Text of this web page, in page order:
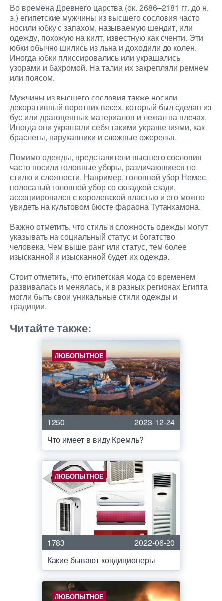
Во времена Древнего царства (ок. 2686–2181 гг. до н.
э.) египетские мужчины из высшего сословия часто
носили юбку с запахом, называемую шендит, или
одежду, похожую на килт, известную как сченти. Эти
юбки обычно шились из льна и доходили до колен.
Иногда юбки плиссировались или украшались
узорами и бахромой. На талии их закрепляли ремнем
или поясом.
Мужчины из высшего сословия также носили
декоративный воротник весех, который был сделан из
бус или драгоценных материалов и лежал на плечах.
Иногда они украшали себя такими украшениями, как
браслеты, нарукавники и сложные ожерелья.
Помимо одежды, представители высшего сословия
часто носили головные уборы, различающиеся по
стилю и сложности. Например, головной убор Немес,
полосатый головной убор со складкой сзади,
ассоциировался с королевской властью и его можно
увидеть на культовом бюсте фараона Тутанхамона.
Важно отметить, что стиль и сложность одежды могут
указывать на социальный статус и богатство
человека. Чем выше ранг или статус, тем более
изысканной и изысканной будет их одежда.
Стоит отметить, что египетская мода со временем
развивалась и менялась, и в разных регионах Египта
могли быть свои уникальные стили одежды и
традиции.
Читайте также:
ЛЮБОПЫТНОЕ
1250
2023-12-24
Что имеет в виду Кремль?
ЛЮБОПЫТНОЕ
1783
2022-06-20
Какие бывают кондиционеры
ЛЮБОПЫТНОЕ